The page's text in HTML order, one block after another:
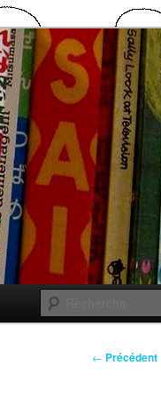
Navigation
← Précédent